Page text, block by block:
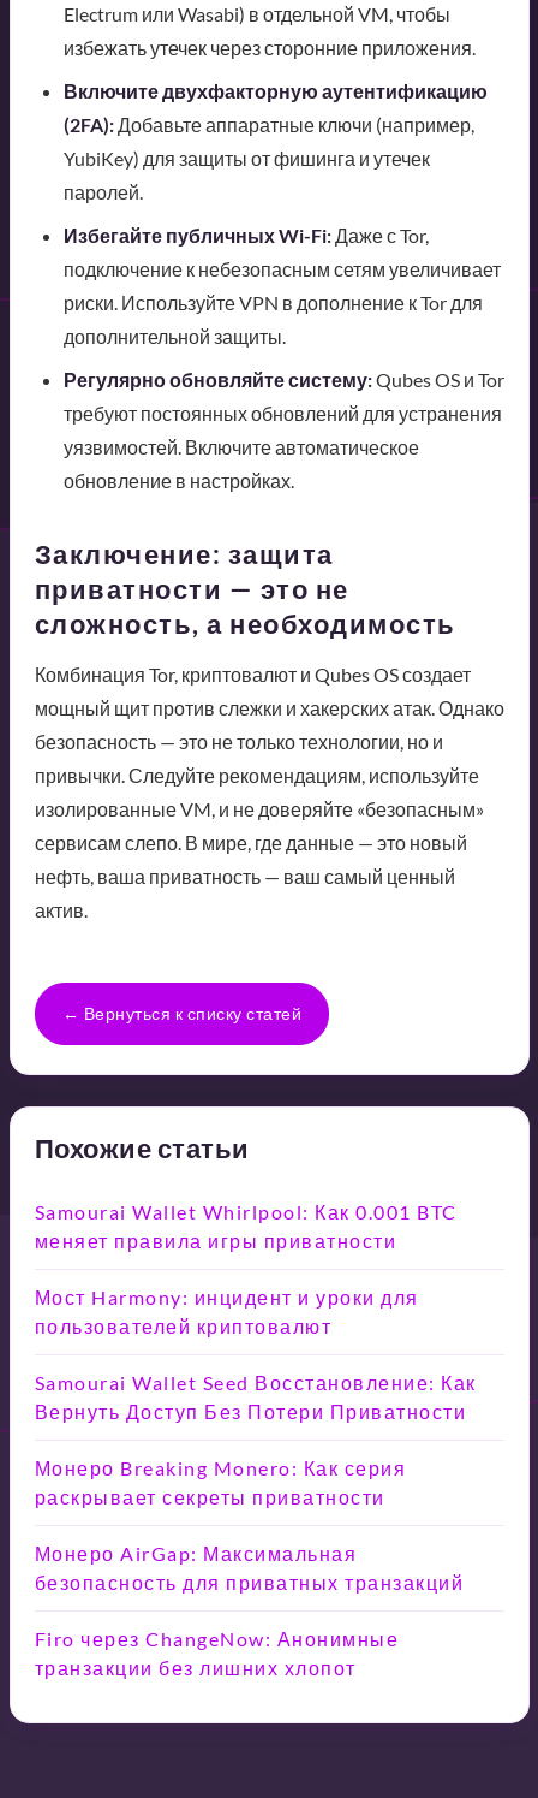
Electrum или Wasabi) в отдельной VM, чтобы
избежать утечек через сторонние приложения.
Включите двухфакторную аутентификацию
(2FA):Добавьте аппаратные ключи (например,
YubiKey) для защиты от фишинга и утечек
паролей.
Избегайте публичных Wi-Fi:Даже с Tor,
подключение к небезопасным сетям увеличивает
риски. Используйте VPN в дополнение к Tor для
дополнительной защиты.
Регулярно обновляйте систему:Qubes OS и Tor
требуют постоянных обновлений для устранения
уязвимостей. Включите автоматическое
обновление в настройках.
Заключение: защита
приватности — это не
сложность, а необходимость
Комбинация Tor, криптовалют и Qubes OS создает
мощный щит против слежки и хакерских атак. Однако
безопасность — это не только технологии, но и
привычки. Следуйте рекомендациям, используйте
изолированные VM, и не доверяйте «безопасным»
сервисам слепо. В мире, где данные — это новый
нефть, ваша приватность — ваш самый ценный
актив.
← Вернуться к списку статей
Похожие статьи
Samourai Wallet Whirlpool: Как 0.001 BTC
меняет правила игры приватности
Мост Harmony: инцидент и уроки для
пользователей криптовалют
Samourai Wallet Seed Восстановление: Как
Вернуть Доступ Без Потери Приватности
Монеро Breaking Monero: Как серия
раскрывает секреты приватности
Монеро AirGap: Максимальная
безопасность для приватных транзакций
Firo через ChangeNow: Анонимные
транзакции без лишних хлопот